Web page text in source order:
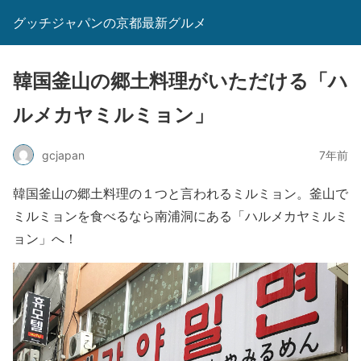
グッチジャパンの京都最新グルメ
韓国釜山の郷土料理がいただける「ハ
ルメカヤミルミョン」
gcjapan 7年前
韓国釜山の郷土料理の１つと言われるミルミョン。釜山で
ミルミョンを食べるなら南浦洞にある「ハルメカヤミルミ
ョン」へ！